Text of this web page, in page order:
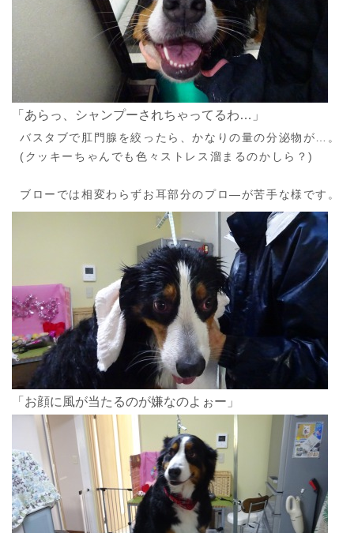
「あらっ、シャンプーされちゃってるわ…」
バスタブで肛門腺を絞ったら、かなりの量の分泌物が…。
(クッキーちゃんでも色々ストレス溜まるのかしら？)
ブローでは相変わらずお耳部分のプロ―が苦手な様です。
「お顔に風が当たるのが嫌なのよぉー」